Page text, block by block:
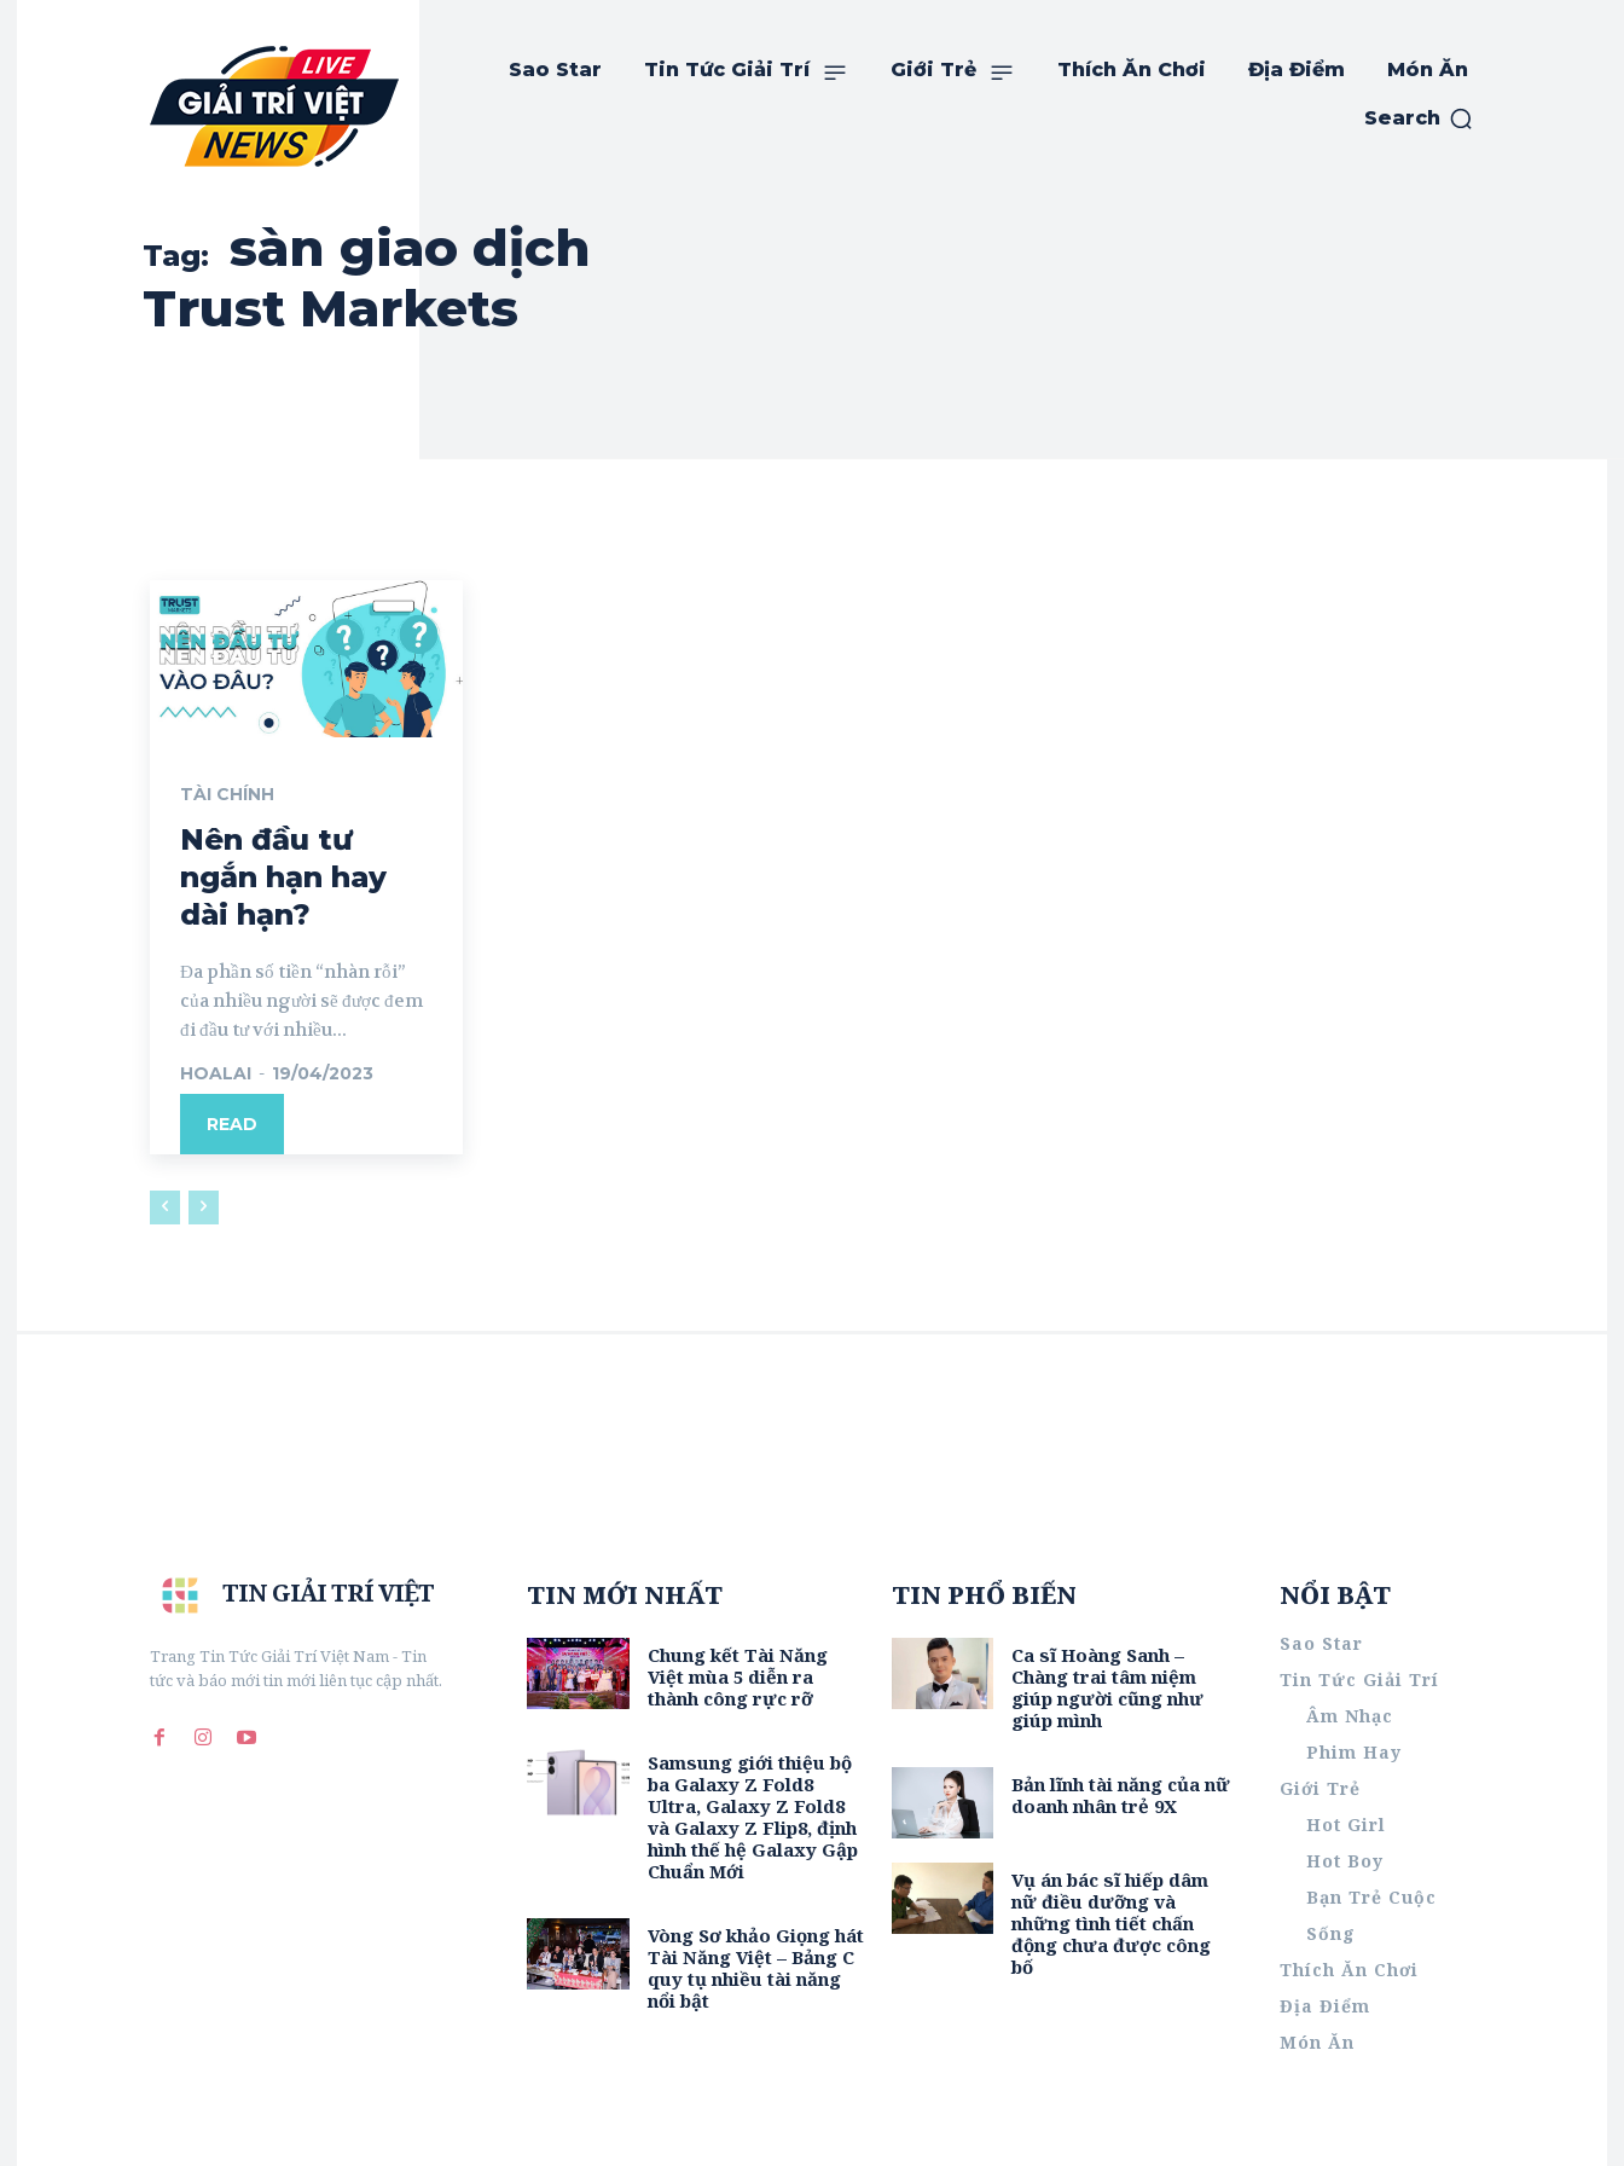
Sao Star Tin Tức Giải Trí Giới Trẻ Thích Ăn Chơi Địa Điểm Món Ăn
Search
Tag:
sàn giao dịch
Trust Markets
TÀI CHÍNH
Nên đầu tư
ngắn hạn hay
dài hạn?
Đa phần số tiền “nhàn rỗi”
của nhiều người sẽ được đem
đi đầu tư với nhiều...
HOALAI - 19/04/2023
READ
TIN GIẢI TRÍ VIỆT
Trang Tin Tức Giải Trí Việt Nam - Tin
tức và báo mới tin mới liên tục cập nhất.
TIN MỚI NHẤT
Chung kết Tài Năng
Việt mùa 5 diễn ra
thành công rực rỡ
Samsung giới thiệu bộ
ba Galaxy Z Fold8
Ultra, Galaxy Z Fold8
và Galaxy Z Flip8, định
hình thế hệ Galaxy Gập
Chuẩn Mới
Vòng Sơ khảo Giọng hát
Tài Năng Việt – Bảng C
quy tụ nhiều tài năng
nổi bật
TIN PHỔ BIẾN
Ca sĩ Hoàng Sanh –
Chàng trai tâm niệm
giúp người cũng như
giúp mình
Bản lĩnh tài năng của nữ
doanh nhân trẻ 9X
Vụ án bác sĩ hiếp dâm
nữ điều dưỡng và
những tình tiết chấn
động chưa được công
bố
NỔI BẬT
Sao Star
Tin Tức Giải Trí
Âm Nhạc
Phim Hay
Giới Trẻ
Hot Girl
Hot Boy
Bạn Trẻ Cuộc
Sống
Thích Ăn Chơi
Địa Điểm
Món Ăn